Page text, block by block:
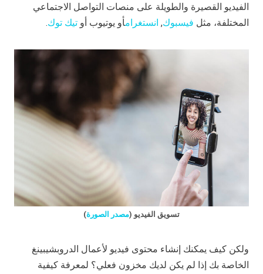
الفيديو القصيرة والطويلة على منصات التواصل الاجتماعي
المختلفة، مثل فيسبوك, انستغرامأو يوتيوب أو تيك توك.
تسويق الفيديو (مصدر الصورة)
ولكن كيف يمكنك إنشاء محتوى فيديو لأعمال الدروبشيبينغ
الخاصة بك إذا لم يكن لديك مخزون فعلي؟ لمعرفة كيفية